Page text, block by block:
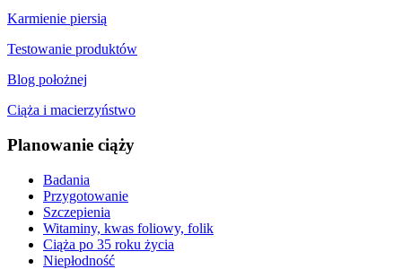
Karmienie piersią
Testowanie produktów
Blog położnej
Ciąża i macierzyństwo
Planowanie ciąży
Badania
Przygotowanie
Szczepienia
Witaminy, kwas foliowy, folik
Ciąża po 35 roku życia
Niepłodność